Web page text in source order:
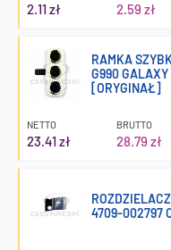
2.11 zł 2.59 zł
RAMKA
G990
[ORYGINAŁ]
NETTO
23.41 zł
BRUTTO
28.79 zł
4709-002797